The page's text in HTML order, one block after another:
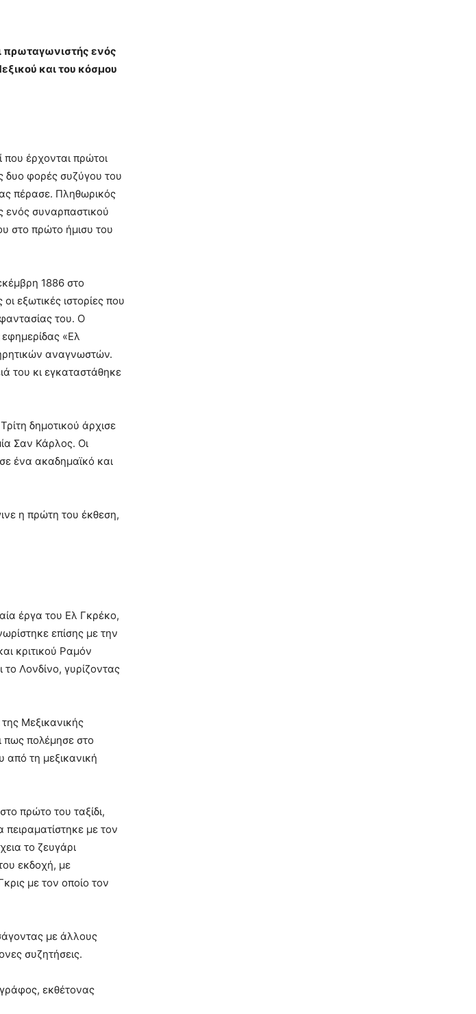
πρωταγωνιστής ενός
και του κόσμου
που έρχονται πρώτοι
δυο φορές συζύγου του
πέρασε. Πληθωρικός
ενός συναρπαστικού
στο πρώτο ήμισυ του
1886 στο
εξωτικές ιστορίες που
του. Ο
«Ελ
αναγνωστών.
του κι εγκαταστάθηκε
δημοτικού άρχισε
Σαν Κάρλος. Οι
ένα ακαδημαϊκό και
η πρώτη του έκθεση,
έργα του Ελ Γκρέκο,
επίσης με την
κριτικού Ραμόν
το Λονδίνο, γυρίζοντας
Μεξικανικής
πως πολέμησε στο
από τη μεξικανική
πρώτο του ταξίδι,
με τον
το ζευγάρι
εκδοχή, με
με τον οποίο τον
με άλλους
συζητήσεις.
εκθέτονας